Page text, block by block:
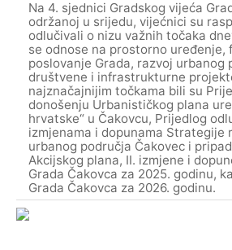
Na 4. sjednici Gradskog vijeća
održanoj u srijedu, vijećnici su
odlučivali o nizu važnih točaka
se odnose na prostorno uređenje,
poslovanje Grada, razvoj urbanog
društvene i infrastrukturne
najznačajnijim točkama bili su
donošenju Urbanističkog plana
hrvatske“ u Čakovcu, Prijedlog
izmjenama i dopunama Strategije
urbanog područja Čakovec i
Akcijskog plana, II. izmjene i
Grada Čakovca za 2025. godinu,
Grada Čakovca za 2026. godinu.